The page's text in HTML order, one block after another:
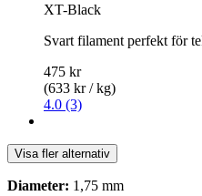
XT-Black
Svart filament perfekt för
475 kr
(633 kr / kg)
4.0 (3)
Visa fler alternativ
Diameter: 1,75 mm